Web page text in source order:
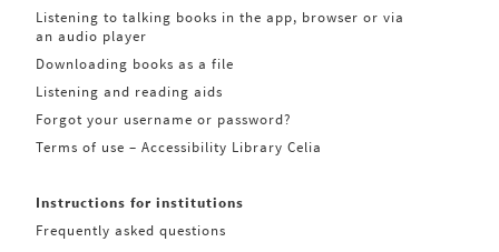
Listening to talking books in the app, browser or via
an audio player
Downloading books as a file
Listening and reading aids
Forgot your username or password?
Terms of use – Accessibility Library Celia
Instructions for institutions
Frequently asked questions